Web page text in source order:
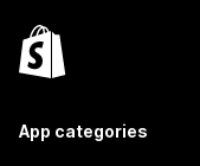
App categories